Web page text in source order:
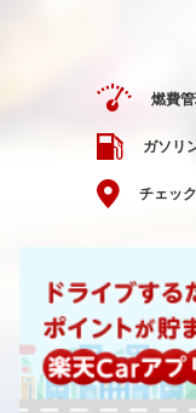
燃費
ガソリ
チェッ